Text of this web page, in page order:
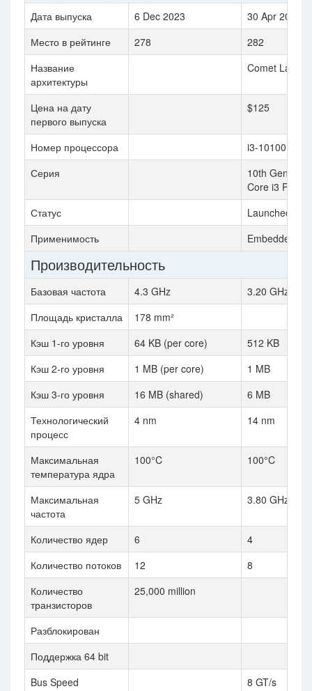
Дата выпуска 6 Dec 2023
30 Apr 2020
Место в рейтинге
278
282
Название
архитектуры
Comet Lake
Цена на дату
первого выпуска
$125
Номер процессора
i3-10100E
Серия
10th
Core i3
Статус
Launched
Применимость
Embedded
Производительность
Базовая частота 4.3 GHz
3.20 GHz
Площадь кристалла
178 mm²
Кэш 1-го уровня
64 KB (per core)
512 KB
Кэш 2-го уровня
1 MB (per core)
1 MB
Кэш 3-го уровня
16 MB (shared)
6 MB
Технологический
процесс
4 nm 14 nm
Максимальная
температура ядра
100°C 100°C
Максимальная
частота
5 GHz 3.80 GHz
Количество ядер 6
4
Количество потоков
12
8
Количество
транзисторов
25,000 million
Разблокирован
Поддержка 64 bit
Bus Speed
8 GT/s